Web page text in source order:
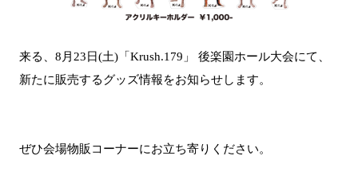
来る、8月23日(土)「Krush.179」 後楽園ホール大会にて、
新たに販売するグッズ情報をお知らせします。
ぜひ会場物販コーナーにお立ち寄りください。